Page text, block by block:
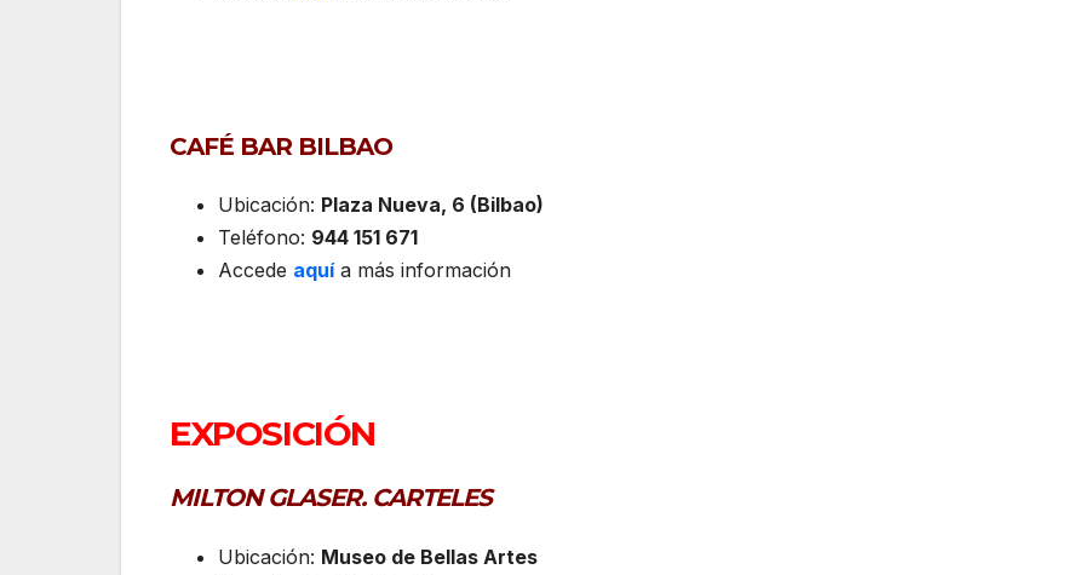
CAFÉ BAR BILBAO
Ubicación: Plaza Nueva, 6 (Bilbao)
Teléfono: 944 151 671
Accede aquí a más información
EXPOSICIÓN
MILTON GLASER. CARTELES
Ubicación: Museo de Bellas Artes